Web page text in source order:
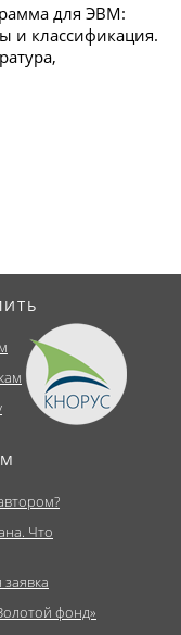
для ЭВМ:
и классификация.
Что
фонд»